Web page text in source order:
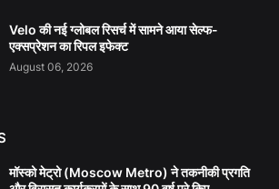
Velo की नई ग्लोबल रिसर्च में सामने आया सेल्फ-
एक्सप्रेशन का रिपल इफेक्ट
August 06, 2026
मॉस्को मेट्रो (Moscow Metro) ने तकनीकी प्रगति